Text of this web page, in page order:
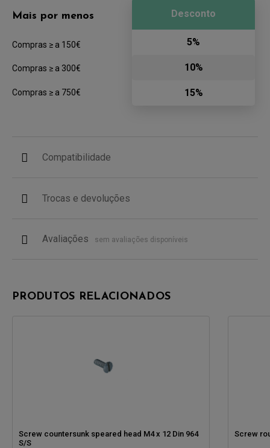
Mais por menos
Compras ≥ a 150€
Compras ≥ a 300€
Compras ≥ a 750€
Desconto
5%
10%
15%
Compatibilidade
Trocas e devoluções
Avaliações sem avaliações disponíveis
PRODUTOS RELACIONADOS
Screw countersunk speared head M4 x 12 Din 964
S/S
Screw